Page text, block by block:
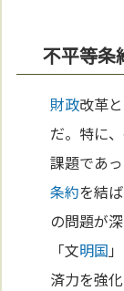
不平等条
財政改革
だ。特に
課題であ
条約を結
の問題が
「文明国
済力を強